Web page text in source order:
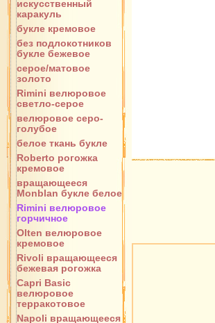
искусственный
каракуль
букле кремовое
без подлокотников
букле бежевое
серое/матовое
золото
Rimini велюровое
светло-серое
велюровое серо-
голубое
белое ткань букле
Roberto рогожка
кремовое
вращающееся
Monblan букле белое
Rimini велюровое
горчичное
Olten велюровое
кремовое
Rivoli вращающееся
бежевая рогожка
Capri Basic
велюровое
терракотовое
Napoli вращающееся